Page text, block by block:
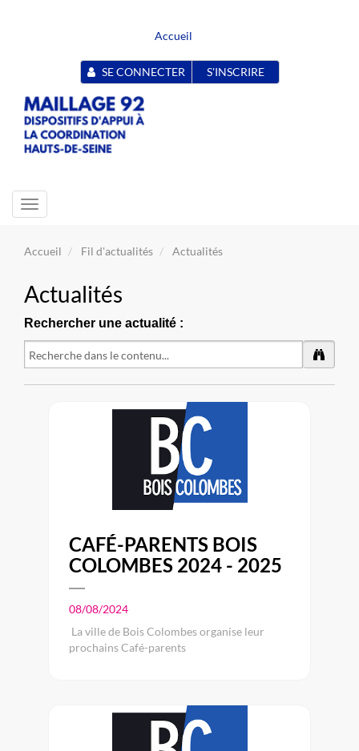
Accueil
SE CONNECTER S'INSCRIRE
Toggle
navigation
Accueil Fil d'actualités Actualités
Actualités
Rechercher une actualité :
CAFÉ-PARENTS BOIS
COLOMBES 2024 - 2025
08/08/2024
La ville de Bois Colombes organise leur
prochains Café-parents